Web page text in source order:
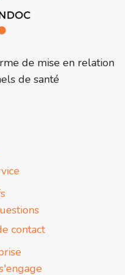
de mise en relation
de santé
contact